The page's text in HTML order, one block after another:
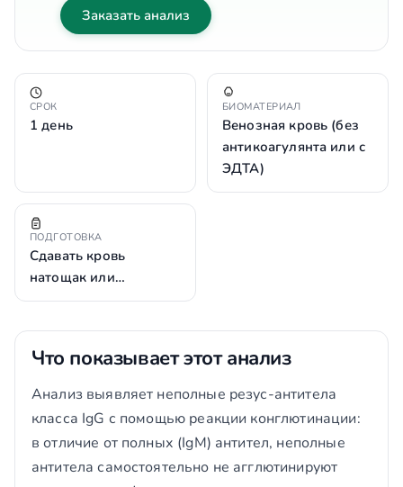
Заказать анализ
СРОК
1 день
БИОМАТЕРИАЛ
Венозная кровь (без
антикоагулянта или с
ЭДТА)
ПОДГОТОВКА
Сдавать кровь
натощак или…
Что показывает этот анализ
Анализ выявляет неполные резус-антитела
класса IgG с помощью реакции конглютинации:
в отличие от полных (IgM) антител, неполные
антитела самостоятельно не агглютинируют